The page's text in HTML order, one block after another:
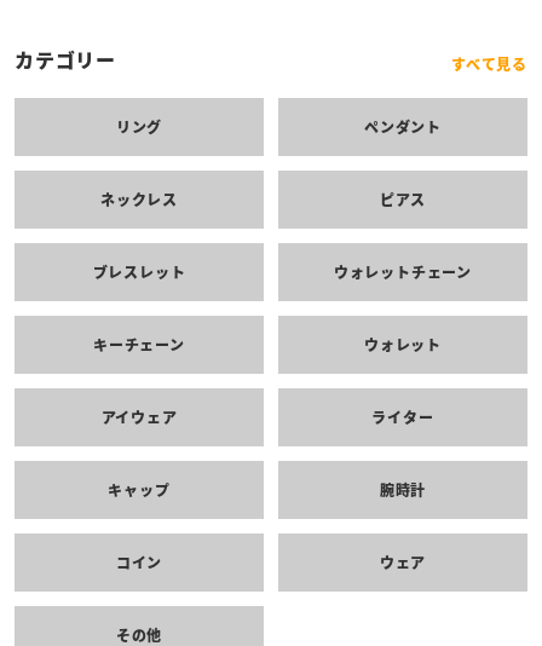
カテゴリー すべて見る
リング ペンダント
ネックレス ピアス
ブレスレット ウォレットチェーン
キーチェーン ウォレット
アイウェア ライター
キャップ 腕時計
コイン ウェア
その他